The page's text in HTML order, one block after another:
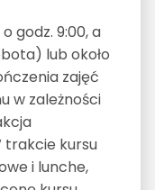
godz. 9:00, a
lub około
zajęć
w zależności
trakcie kursu
i lunche,